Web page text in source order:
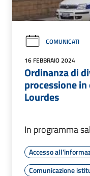
COMUNICATI
16 FEBBRAIO 2024
Ordinanza di
processione
Lourdes
In programma
Accesso
Comunicazione